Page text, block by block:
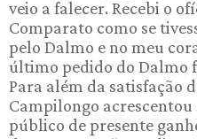
veio a falecer. Recebi o
Comparato como se
pelo Dalmo e no meu
último pedido do Dalmo
Para além da satisfação
Campilongo
público de presente